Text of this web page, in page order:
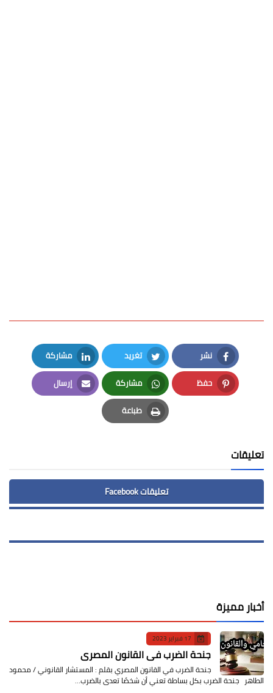
نشر
Facebook
تغريد
Twitter
مشاركة
LinkedIn
حفظ
Pinterest
مشاركة
Whatsapp
إرسال
Email
طباعة
Print
تعليقات
تعليقات Facebook
أخبار مميزة
17 فبراير 2023
جنحة الضرب في القانون المصري
جنحة الضرب في القانون المصري بقلم : المستشار القانوني / محمود
الطاهر جنحة الضرب بكل بساطة تعني أن شخصًا تعدى بالضرب…